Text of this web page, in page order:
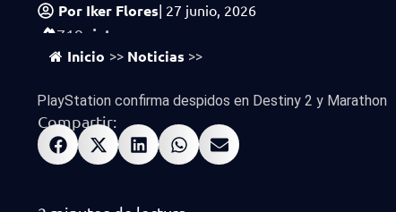
Por Iker Flores| 27 junio, 2026
719 vistas
Inicio >> Noticias >>
PlayStation confirma despidos en Destiny 2 y Marathon
Compartir: